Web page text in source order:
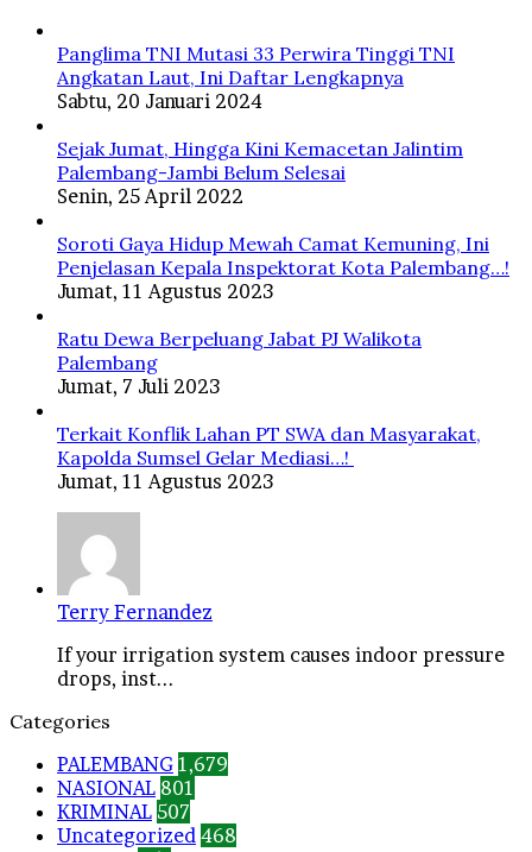
Panglima TNI Mutasi 33 Perwira Tinggi TNI
Angkatan Laut, Ini Daftar Lengkapnya
Sabtu, 20 Januari 2024
Sejak Jumat, Hingga Kini Kemacetan Jalintim
Palembang-Jambi Belum Selesai
Senin, 25 April 2022
Soroti Gaya Hidup Mewah Camat Kemuning, Ini
Penjelasan Kepala Inspektorat Kota Palembang…!
Jumat, 11 Agustus 2023
Ratu Dewa Berpeluang Jabat PJ Walikota
Palembang
Jumat, 7 Juli 2023
Terkait Konflik Lahan PT SWA dan Masyarakat,
Kapolda Sumsel Gelar Mediasi…!
Jumat, 11 Agustus 2023
Terry Fernandez
If your irrigation system causes indoor pressure
drops, inst...
Categories
PALEMBANG 1,679
NASIONAL 801
KRIMINAL 507
Uncategorized 468